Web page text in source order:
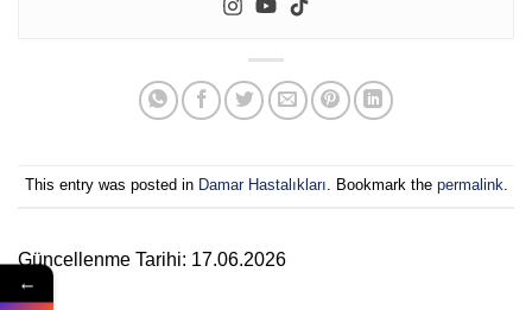
This entry was posted in Damar Hastalıkları . Bookmark the permalink
Güncellenme Tarihi: 17.06.2026
←